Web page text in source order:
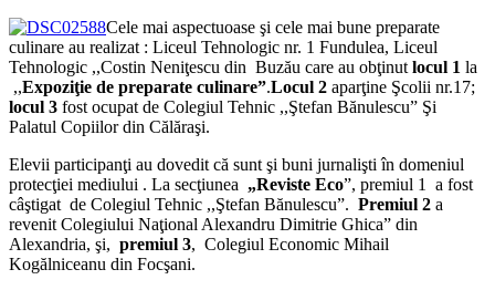
Cele mai aspectuoase şi cele mai bune preparate
culinare au realizat : Liceul Tehnologic nr. 1 Fundulea, Liceul
Tehnologic ,,Costin Neniţescu din Buzău care au obţinut locul 1 la
,,Expoziţie de preparate culinare”.Locul 2 aparţine Şcolii nr.17;
locul 3 fost ocupat de Colegiul Tehnic ,,Ştefan Bănulescu” Şi
Palatul Copiilor din Călăraşi.
Elevii participanţi au dovedit că sunt şi buni jurnalişti în domeniul
protecţiei mediului . La secţiunea „Reviste Eco”, premiul 1 a fost
câştigat de Colegiul Tehnic ,,Ştefan Bănulescu”. Premiul 2 a
revenit Colegiului Naţional Alexandru Dimitrie Ghica” din
Alexandria, şi, premiul 3, Colegiul Economic Mihail
Kogălniceanu din Focşani.